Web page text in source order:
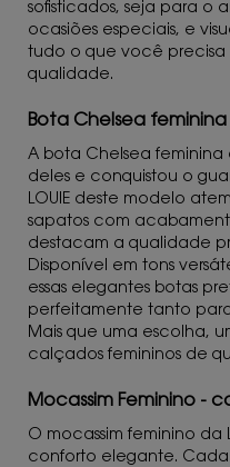
sofisticados, seja para o
ocasiões especiais, e
tudo o que você
qualidade.
Bota Chelsea
A bota Chelsea feminina
deles e conquistou o
LOUIE deste modelo
sapatos com
destacam a qualidade
Disponível em tons
essas elegantes botas
perfeitamente tanto para
Mais que uma escolha,
calçados femininos de
Mocassim Feminino -
O mocassim feminino
conforto elegante.